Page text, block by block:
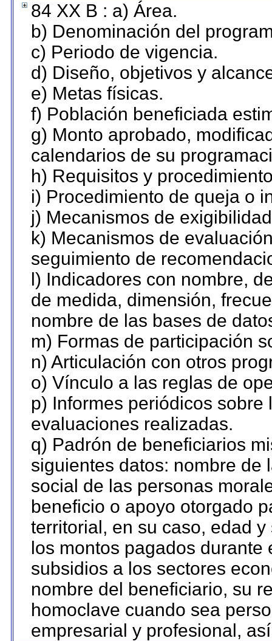
84 XX B : a) Área.
b) Denominación del
c) Periodo de vigencia.
d) Diseño, objetivos y
e) Metas físicas.
f) Población beneficiada
g) Monto aprobado,
calendarios de su
h) Requisitos y
i) Procedimiento de queja o
j) Mecanismos de
k) Mecanismos de
seguimiento de
l) Indicadores con nombre,
de medida, dimensión,
nombre de las bases de
m) Formas de participación
n) Articulación con otros
o) Vínculo a las reglas de
p) Informes periódicos
evaluaciones realizadas.
q) Padrón de beneficiarios
siguientes datos: nombre de
social de las personas
beneficio o apoyo otorgado
territorial, en su caso, edad
los montos pagados
subsidios a los sectores
nombre del beneficiario, su
homoclave cuando sea
empresarial y profesional,